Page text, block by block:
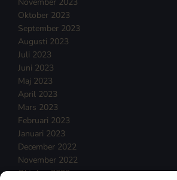
November 2023
Oktober 2023
September 2023
Augusti 2023
Juli 2023
Juni 2023
Maj 2023
April 2023
Mars 2023
Februari 2023
Januari 2023
December 2022
November 2022
Oktober 2022